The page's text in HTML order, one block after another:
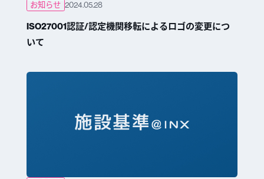
お知らせ 2024.05.28
ISO27001認証/認定機関移転によるロゴの変更につ
いて